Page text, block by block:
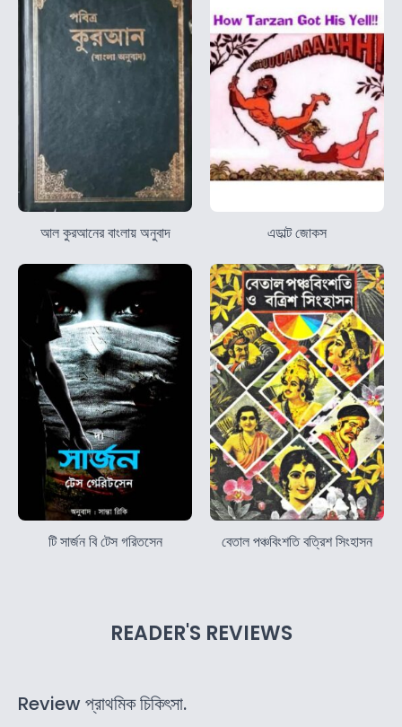
আল কুরআনের বাংলায় অনুবাদ এডাল্ট জোকস
টি সার্জন বি টেস গরিতসেন বেতাল পঞ্চবিংশতি বত্রিশ সিংহাসন
READER'S REVIEWS
Review প্রাথমিক চিকিৎসা.